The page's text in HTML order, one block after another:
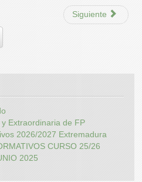
Siguiente
Extraordinaria de FP
2026/2027 Extremadura
CURSO 25/26
2025